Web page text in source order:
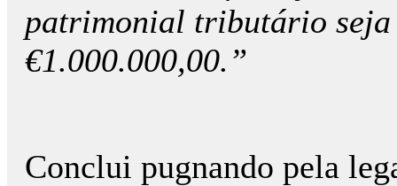
patrimonial tributário
€1.000.000,00.”
Conclui pugnando pela